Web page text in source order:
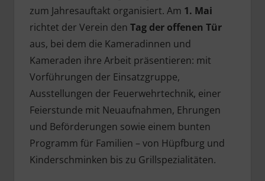
zum Jahresauftakt organisiert. Am 1. Mai
richtet der Verein den Tag der offenen Tür
aus, bei dem die Kameradinnen und
Kameraden ihre Arbeit präsentieren: mit
Vorführungen der Einsatzgruppe,
Ausstellungen der Feuerwehrtechnik, einer
Feierstunde mit Neuaufnahmen, Ehrungen
und Beförderungen sowie einem bunten
Programm für Familien – von Hüpfburg und
Kinderschminken bis zu Grillspezialitäten.